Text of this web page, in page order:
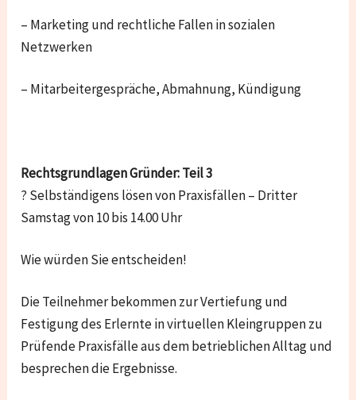
– Marketing und rechtliche Fallen in sozialen
Netzwerken
– Mitarbeitergespräche, Abmahnung, Kündigung
Rechtsgrundlagen Gründer: Teil 3
? Selbständigens lösen von Praxisfällen – Dritter
Samstag von 10 bis 14.00 Uhr
Wie würden Sie entscheiden!
Die Teilnehmer bekommen zur Vertiefung und
Festigung des Erlernte in virtuellen Kleingruppen zu
Prüfende Praxisfälle aus dem betrieblichen Alltag und
besprechen die Ergebnisse.